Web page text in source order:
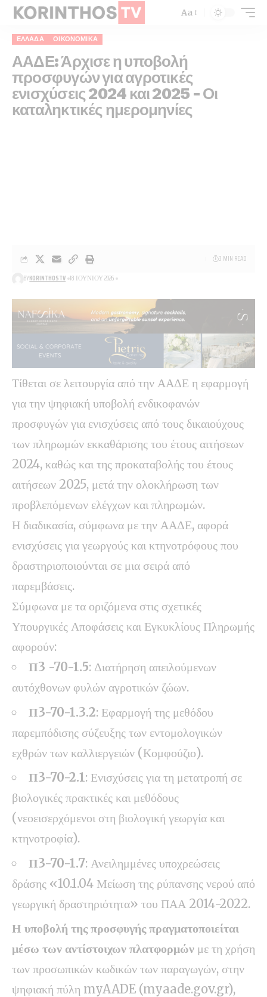
Aa
ΕΛΛΆΔΑ ΟΙΚΟΝΟΜΙΚΆ
ΑΑΔΕ: Άρχισε η υποβολή
προσφυγών για αγροτικές
ενισχύσεις 2024 και 2025 – Οι
καταληκτικές ημερομηνίες
BYKORINTHOSTV 18 ΙΟΥΝΊΟΥ 2026
3 MIN READ
Τίθεται σε λειτουργία από την ΑΑΔΕ η εφαρμογή
για την ψηφιακή υποβολή ενδικοφανών
προσφυγών για ενισχύσεις από τους δικαιούχους
των πληρωμών εκκαθάρισης του έτους αιτήσεων
2024, καθώς και της προκαταβολής του έτους
αιτήσεων 2025, μετά την ολοκλήρωση των
προβλεπόμενων ελέγχων και πληρωμών.
Η διαδικασία, σύμφωνα με την ΑΑΔΕ, αφορά
ενισχύσεις για γεωργούς και κτηνοτρόφους που
δραστηριοποιούνται σε μια σειρά από
παρεμβάσεις.
Σύμφωνα με τα οριζόμενα στις σχετικές
Υπουργικές Αποφάσεις και Εγκυκλίους Πληρωμής
αφορούν:
Π3 -70-1.5: Διατήρηση απειλούμενων
αυτόχθονων φυλών αγροτικών ζώων.
Π3-70-1.3.2: Εφαρμογή της μεθόδου
παρεμπόδισης σύζευξης των εντομολογικών
εχθρών των καλλιεργειών (Κομφούζιο).
Π3-70-2.1: Ενισχύσεις για τη μετατροπή σε
βιολογικές πρακτικές και μεθόδους
(νεοεισερχόμενοι στη βιολογική γεωργία και
κτηνοτροφία).
Π3-70-1.7: Ανειλημμένες υποχρεώσεις
δράσης «10.1.04 Μείωση της ρύπανσης νερού από
γεωργική δραστηριότητα» του ΠΑΑ 2014-2022.
Η υποβολή της προσφυγής πραγματοποιείται
μέσω των αντίστοιχων πλατφορμών με τη χρήση
των προσωπικών κωδικών των παραγωγών, στην
ψηφιακή πύλη myAADE (myaade.gov.gr),